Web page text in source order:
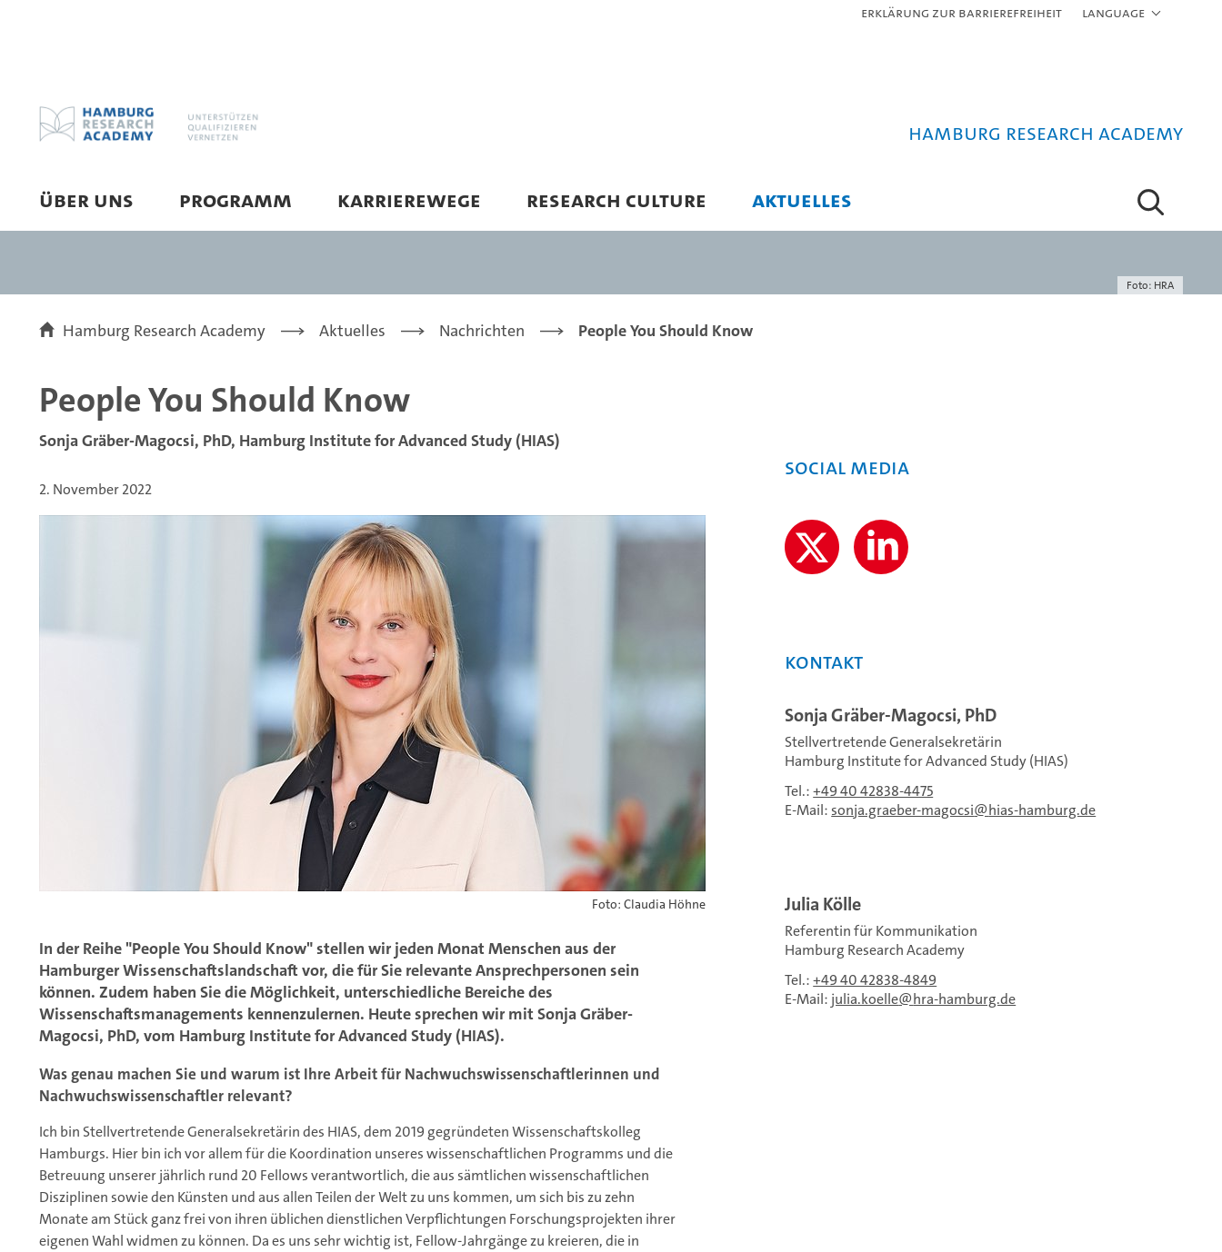
Erklärung zur Barrierefreiheit Language
Hamburg Research Academy
ÜBER UNS PROGRAMM KARRIEREWEGE RESEARCH CULTURE AKTUELLES
Foto: HRA
Hamburg Research Academy Aktuelles Nachrichten People You Should Know
People You Should Know
Sonja Gräber-Magocsi, PhD, Hamburg Institute for Advanced Study (HIAS)
2. November 2022
Foto: Claudia Höhne
In der Reihe "People You Should Know" stellen wir jeden Monat Menschen aus der
Hamburger Wissenschaftslandschaft vor, die für Sie relevante Ansprechpersonen sein
können. Zudem haben Sie die Möglichkeit, unterschiedliche Bereiche des
Wissenschaftsmanagements kennenzulernen. Heute sprechen wir mit Sonja Gräber-
Magocsi, PhD, vom Hamburg Institute for Advanced Study (HIAS).
Was genau machen Sie und warum ist Ihre Arbeit für Nachwuchswissenschaftlerinnen und
Nachwuchswissenschaftler relevant?
Ich bin Stellvertretende Generalsekretärin des HIAS, dem 2019 gegründeten Wissenschaftskolleg
Hamburgs. Hier bin ich vor allem für die Koordination unseres wissenschaftlichen Programms und die
Betreuung unserer jährlich rund 20 Fellows verantwortlich, die aus sämtlichen wissenschaftlichen
Disziplinen sowie den Künsten und aus allen Teilen der Welt zu uns kommen, um sich bis zu zehn
Monate am Stück ganz frei von ihren üblichen dienstlichen Verpflichtungen Forschungsprojekten ihrer
eigenen Wahl widmen zu können. Da es uns sehr wichtig ist, Fellow-Jahrgänge zu kreieren, die in
Social Media
Kontakt
Sonja Gräber-Magocsi, PhD
Stellvertretende Generalsekretärin
Hamburg Institute for Advanced Study (HIAS)
Tel.:+49 40 42838-4475
E-Mail: sonja.graeber-magocsi hias-hamburg.de
Julia Kölle
Referentin für Kommunikation
Hamburg Research Academy
Tel.:+49 40 42838-4849
E-Mail: julia.koelle hra-hamburg.de